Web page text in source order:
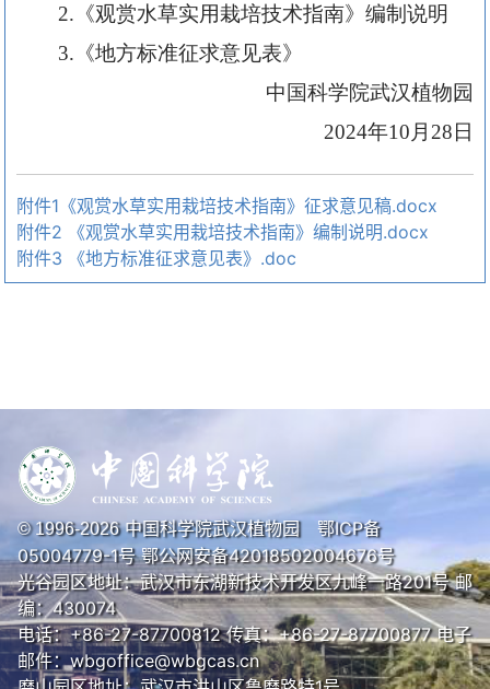
2.《观赏水草实用栽培技术指南》编制说明
3.《地方标准征求意见表》
中国科学院武汉植物园
2024年10月28日
附件1《观赏水草实用栽培技术指南》征求意见稿.docx
附件2 《观赏水草实用栽培技术指南》编制说明.docx
附件3 《地方标准征求意见表》.doc
© 1996-2026中国科学院武汉植物园 鄂ICP备
05004779-1号鄂公网安备42018502004676号
光谷园区地址：武汉市东湖新技术开发区九峰一路201号 邮
编：430074
电话：+86-27-87700812 传真：+86-27-87700877 电子
邮件：wbgoffice@wbgcas.cn